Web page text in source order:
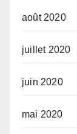
août 2020
juillet 2020
juin 2020
mai 2020